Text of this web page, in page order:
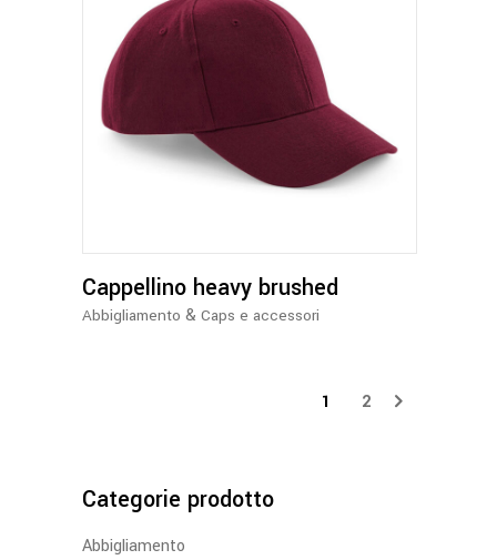
prodotto
più
opzioni
possono
essere
Cappellino heavy brushed
Abbigliamento & Caps e accessori
1 2
Categorie prodotto
Abbigliamento